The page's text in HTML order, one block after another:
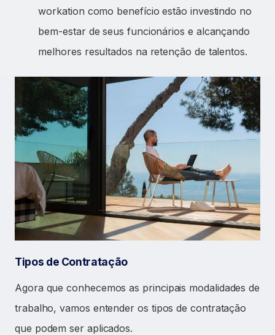
workation como benefício estão investindo no
bem-estar de seus funcionários e alcançando
melhores resultados na retenção de talentos.
Tipos de Contratação
Agora que conhecemos as principais modalidades de
trabalho, vamos entender os tipos de contratação
que podem ser aplicados.